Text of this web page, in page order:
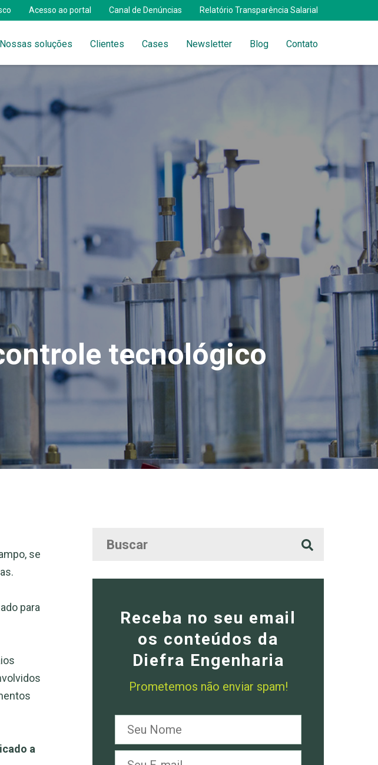
Acesso ao portal Canal de Denúncias Relatório Transparência Salarial
Nossas soluções Clientes Cases Newsletter Blog Contato
tecnológico
se
para
a
Receba no seu email
os conteúdos da
Diefra Engenharia
Prometemos não enviar spam!